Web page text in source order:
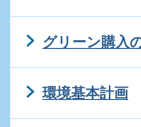
グリーン購入
環境基本計画